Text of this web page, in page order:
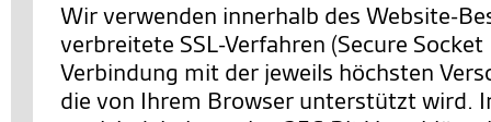
Wir verwenden innerhalb des Website-
verbreitete SSL-Verfahren (Secure Socket
Verbindung mit der jeweils höchsten
die von Ihrem Browser unterstützt wird.